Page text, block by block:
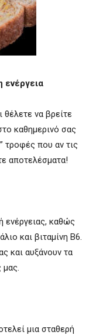
ενέργεια
θέλετε να βρείτε
καθημερινό σας
τροφές που αν τις
αποτελέσματα!
ενέργειας, καθώς
και βιταμίνη Β6.
και αυξάνουν τα
μας.
μια σταθερή